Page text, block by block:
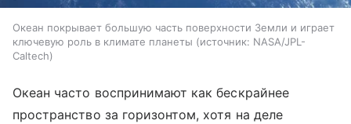
Океан покрывает большую часть поверхности Земли и играет
ключевую роль в климате планеты
источник: NASA/JPL-
Caltech
Океан часто воспринимают как бескрайнее
пространство за горизонтом, хотя на деле